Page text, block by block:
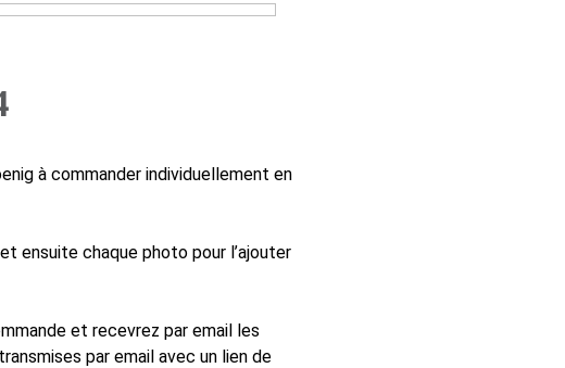
à commander individuellement en
ensuite chaque photo pour l’ajouter
et recevrez par email les
par email avec un lien de